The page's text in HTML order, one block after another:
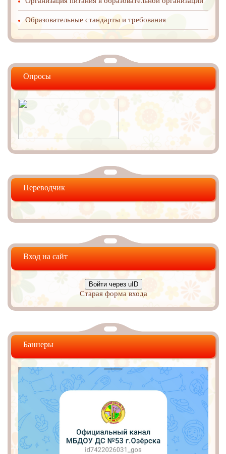
Образовательные стандарты и требования
Опросы
Переводчик
Вход на сайт
Войти через uID
Старая форма входа
Баннеры